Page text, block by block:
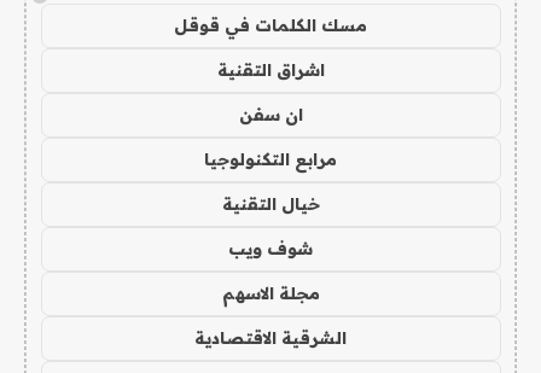
مسك الكلمات في قوقل
اشراق التقنية
ان سفن
مرابع التكنولوجيا
خيال التقنية
شوف ويب
مجلة الاسهم
الشرقية الاقتصادية